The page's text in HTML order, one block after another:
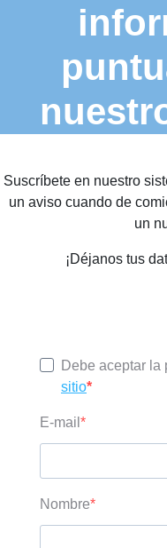
Suscríbete en nuestro
un aviso cuando de
un
¡Déjanos tus